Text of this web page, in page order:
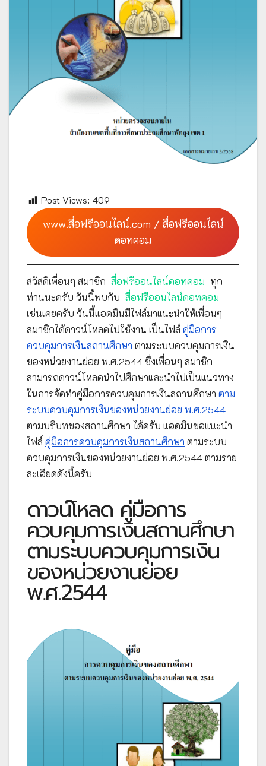
Post Views: 409
www.สื่อฟรีออนไลน์.com / สื่อฟรีออนไลน์
ดอทคอม
สวัสดีเพื่อนๆ สมาชิก สื่อฟรีออนไลน์ดอทคอม ทุก
ท่านนะครับ วันนี้พบกับ สื่อฟรีออนไลน์ดอทคอม
เช่นเคยครับ วันนี้แอดมินมีไฟล์มาแนะนำให้เพื่อนๆ
สมาชิกได้ดาวน์โหลดไปใช้งาน เป็นไฟล์ คู่มือการ
ควบคุมการเงินสถานศึกษา ตามระบบควบคุมการเงิน
ของหน่วยงานย่อย พ.ศ.2544 ซึ่งเพื่อนๆ สมาชิก
สามารถดาวน์โหลดนำไปศึกษาและนำไปเป็นแนวทาง
ในการจัดทำคู่มือการควบคุมการเงินสถานศึกษา ตาม
ระบบควบคุมการเงินของหน่วยงานย่อย พ.ศ.2544
ตามบริบทของสถานศึกษา ได้ครับ แอดมินขอแนะนำ
ไฟล์ คู่มือการควบคุมการเงินสถานศึกษา ตามระบบ
ควบคุมการเงินของหน่วยงานย่อย พ.ศ.2544 ตามราย
ละเอียดดังนี้ครับ
ดาวน์โหลด คู่มือการ
ควบคุมการเงินสถานศึกษา
ตามระบบควบคุมการเงิน
ของหน่วยงานย่อย
พ.ศ.2544